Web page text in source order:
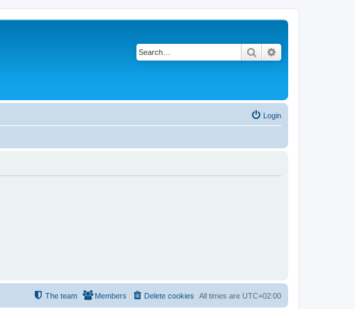
Search
Login
All times are UTC+02:00
Delete cookies
Members
The team